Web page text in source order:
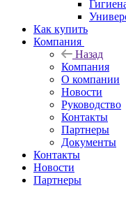
Как купить
Компания
Назад
Компания
О компании
Новости
Руководство
Контакты
Партнеры
Документы
Контакты
Новости
Партнеры